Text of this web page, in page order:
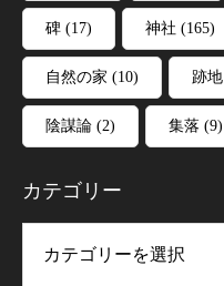
碑 (17) 神社 (165)
自然の家 (10) 跡地
陰謀論 (2) 集落 (9)
カテゴリー